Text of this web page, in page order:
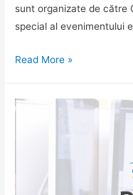
sunt organizate de către
special al evenimentului
„Universitatea
muncii”
Read More »